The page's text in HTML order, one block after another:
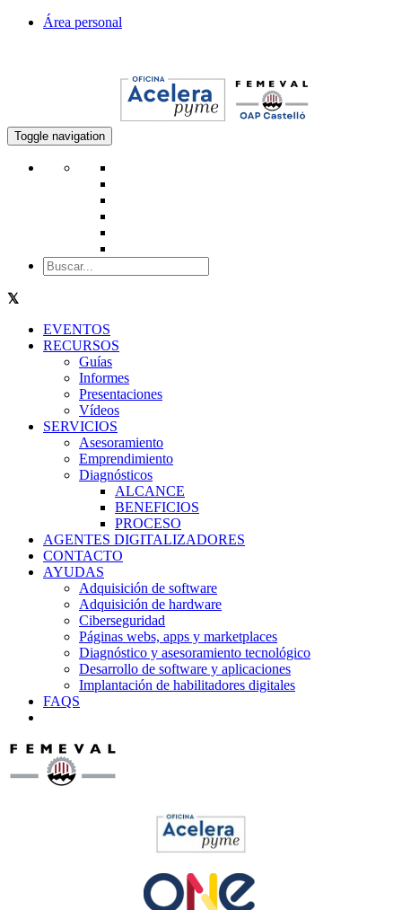
Área personal
Toggle navigation
EVENTOS
RECURSOS
Guías
Informes
Presentaciones
Vídeos
SERVICIOS
Asesoramiento
Emprendimiento
Diagnósticos
ALCANCE
BENEFICIOS
PROCESO
AGENTES DIGITALIZADORES
CONTACTO
AYUDAS
Adquisición de software
Adquisición de hardware
Ciberseguridad
Páginas webs, apps y marketplaces
Diagnóstico y asesoramiento tecnológico
Desarrollo de software y aplicaciones
Implantación de habilitadores digitales
FAQS